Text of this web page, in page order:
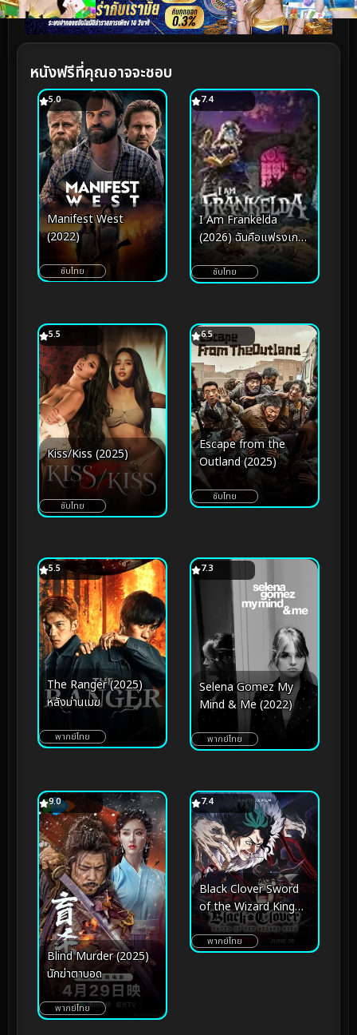
หนังฟรีที่คุณอาจจะชอบ
5.0
Manifest West
(2022)
ซับไทย
7.4
I Am Frankelda
(2026) ฉันคือแฟรงเก
ซับไทย
5.5
Kiss/Kiss (2025)
ซับไทย
6.5
Escape from the
Outland (2025)
ซับไทย
5.5
The Ranger (2025)
หลังม่านเมฆ
พากย์ไทย
7.3
Selena Gomez My
Mind & Me (2022)
พากย์ไทย
9.0
Blind Murder (2025)
นักฆ่าตาบอด
พากย์ไทย
7.4
Black Clover Sword
of the Wizard King
(2023) แบล็คโคลเวอร์
ดาบแห่งจักรพรรดิ
พากย์ไทย